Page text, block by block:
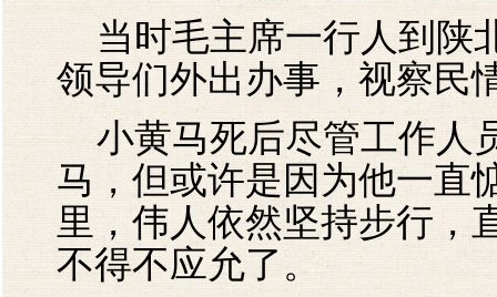
当时毛主席一行人到陕
领导们外出办事，视察民
小黄马死后尽管工作人
马，但或许是因为他一直
里，伟人依然坚持步行，
不得不应允了。